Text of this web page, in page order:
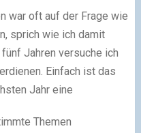
war oft auf der Frage wie
sprich wie ich damit
Jahren versuche ich
Einfach ist das
Jahr eine
Themen